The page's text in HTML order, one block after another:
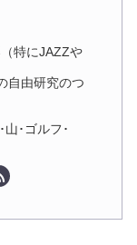
特にJAZZや
自由研究のつ
山･ゴルフ･